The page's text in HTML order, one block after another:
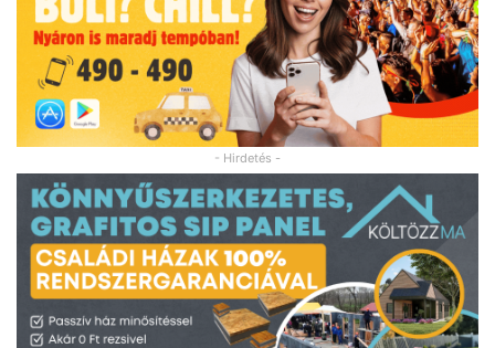
- Hirdetés -